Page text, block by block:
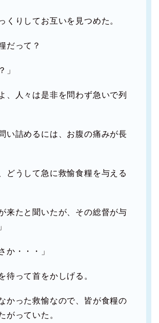
くりしてお互いを見つめた。
だって？
」
、人々は是非を問わず急いで列
い詰めるには、お腹の痛みが長
どうして急に救愉食糧を与える
来たと聞いたが、その総督が与
か・・・」
待って首をかしげる。
かった救愉なので、皆が食糧の
がっていた。